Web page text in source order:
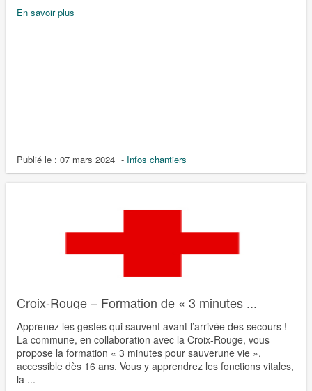
En savoir plus
Publié le : 07 mars 2024 - Infos chantiers
Croix-Rouge – Formation de « 3 minutes ...
Apprenez les gestes qui sauvent avant l’arrivée des secours !
La commune, en collaboration avec la Croix-Rouge, vous
propose la formation « 3 minutes pour sauverune vie »,
accessible dès 16 ans. Vous y apprendrez les fonctions vitales,
la ...